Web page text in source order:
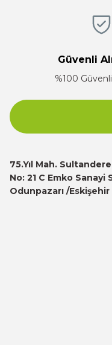
Bu ürüne benzer farklı
Çok ilgili firma fiyatları
E... K... | 10/07/2024
Güvenli
%100
75.Yıl Mah.
No: 21 C Emko Sanayi
Odunpazarı /Eskişehir